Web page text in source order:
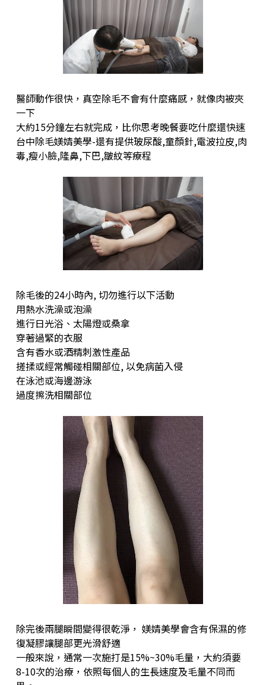
醫師動作很快，真空除毛不會有什麼痛感，就像肉被夾
一下
大約15分鐘左右就完成，比你思考晚餐要吃什麼還快速
台中除毛媄婧美學-還有提供玻尿酸,童顏針,電波拉皮,肉
毒,瘦小臉,隆鼻,下巴,皺紋等療程
除毛後的24小時內, 切勿進行以下活動
用熱水洗澡或泡澡
進行日光浴、太陽燈或桑拿
穿著過緊的衣服
含有香水或酒精刺激性產品
搓揉或經常觸碰相關部位, 以免病菌入侵
在泳池或海邊游泳
過度擦洗相關部位
除完後兩腿瞬間變得很乾淨， 媄婧美學會含有保濕的修
復凝膠讓腿部更光滑舒適
一般來說，通常一次施打是15%~30%毛量，大約須要
8-10次的治療，依照每個人的生長速度及毛量不同而